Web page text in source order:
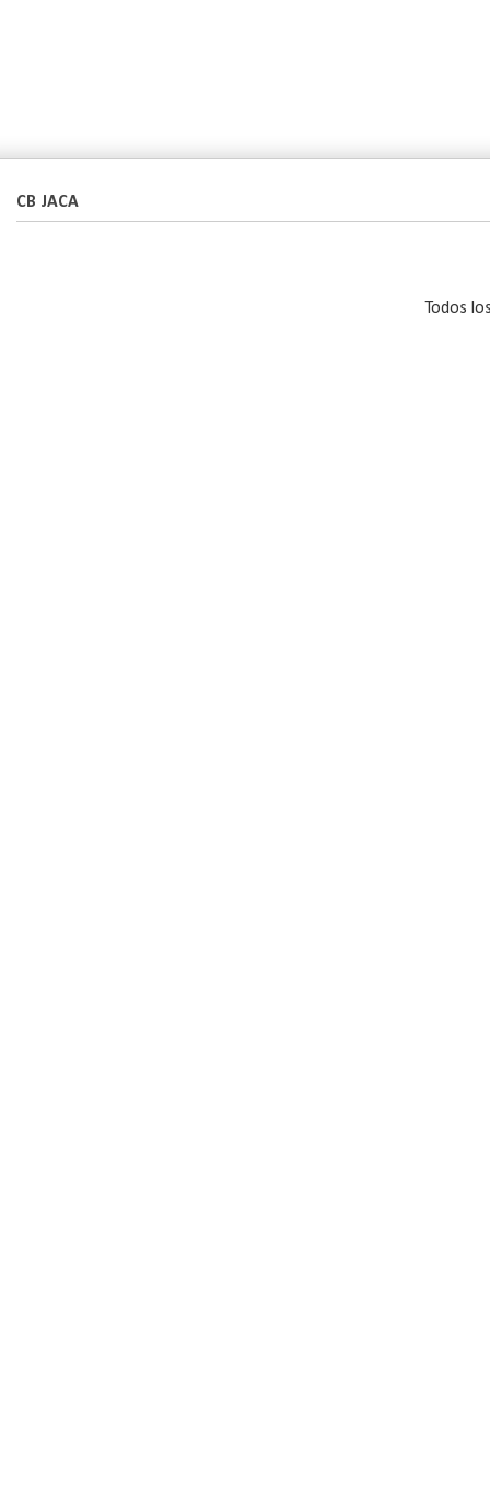
CB JACA
Todos